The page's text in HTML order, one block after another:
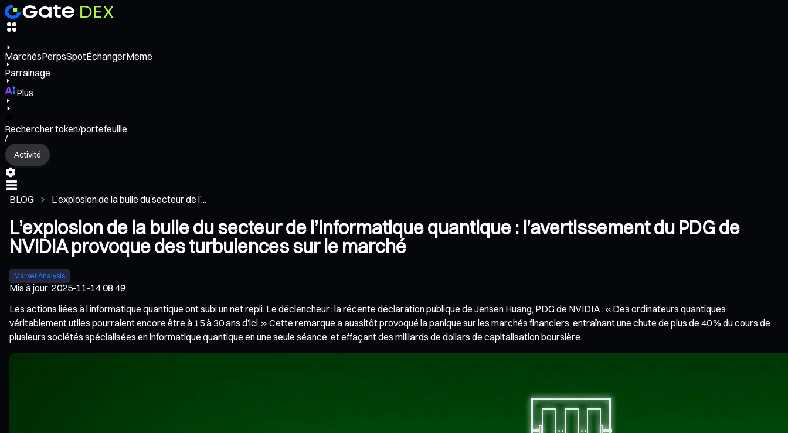
MarchésPerpsSpotÉchangerMeme
Parrainage
Plus
Rechercher token/portefeuille
/
Activité
BLOG L’explosion de la bulle du secteur de l’...
L’explosion de la bulle du secteur de l’informatique quantique : l’avertissement du PDG de
NVIDIA provoque des turbulences sur le marché
Market Analysis
Mis à jour:2025-11-14 08:49
Les actions liées à l’informatique quantique ont subi un net repli. Le déclencheur : la récente déclaration publique de Jensen Huang, PDG de NVIDIA : « Des ordinateurs quantiques
véritablement utiles pourraient encore être à 15 à 30 ans d’ici. » Cette remarque a aussitôt provoqué la panique sur les marchés financiers, entraînant une chute de plus de 40 % du cours de
plusieurs sociétés spécialisées en informatique quantique en une seule séance, et effaçant des milliards de dollars de capitalisation boursière.